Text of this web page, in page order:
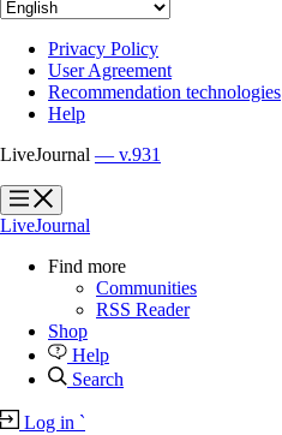
Privacy Policy
User Agreement
Recommendation technologies
Help
LiveJournal — v.931
?
?
LiveJournal
Find more
Communities
RSS Reader
Shop
Help
Search
Log in `